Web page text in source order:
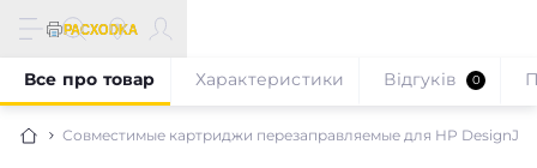
Совместимые картриджи перезаправляемые для HP DesignJet
Все про товар Характеристики Відгуків 0